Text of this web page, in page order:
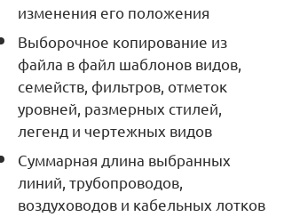
изменения его положения
Выборочное копирование из
файла в файл шаблонов видов,
семейств, фильтров, отметок
уровней, размерных стилей,
легенд и чертежных видов
Суммарная длина выбранных
линий, трубопроводов,
воздуховодов и кабельных лотков